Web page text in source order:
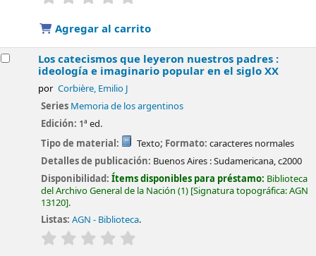
Agregar al carrito
Los catecismos que leyeron nuestros padres :
ideología e imaginario popular en el siglo XX
por Corbière, Emilio J
Series Memoria de los argentinos
Edición: 1ª ed.
Tipo de material:
Texto; Formato: caracteres normales
Detalles de publicación: Buenos Aires :Sudamericana,c2000
Disponibilidad:Ítems disponibles para préstamo: Biblioteca
del Archivo General de la Nación (1) Signatura topográfica:AGN
13120 .
Listas: AGN - Biblioteca.
valoración